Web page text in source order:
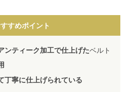
すめポイント
ンティーク加工で仕上げたベルト
丁寧に仕上げられている